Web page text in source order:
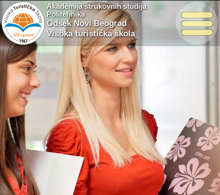
Akademija strukovnih studija
Politehnika
Odsek Novi Beograd
Visoka turistička škola